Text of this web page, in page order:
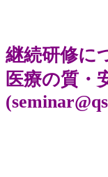
継続研修に
医療の質・